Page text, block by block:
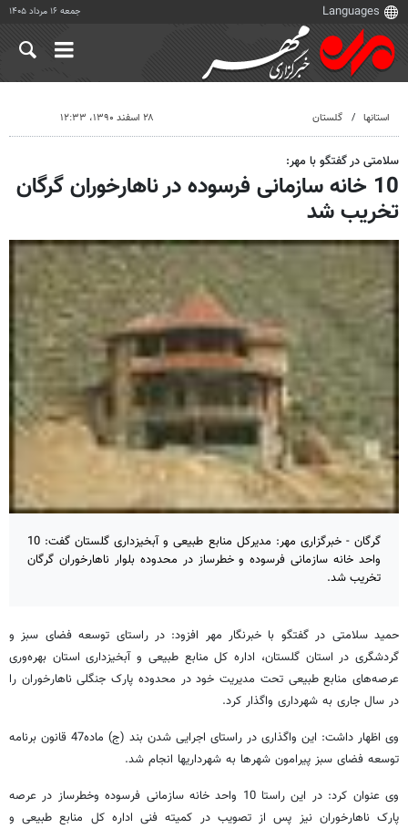
جمعه ۱۶ مرداد ۱۴۰۵
استانها گلستان ۲۸ اسفند ۱۳۹۰، ۱۲:۳۳
سلامتی در گفتگو با مهر:
10 خانه سازمانی فرسوده در ناهارخوران گرگان
تخریب شد
گرگان - خبرگزاری مهر: مدیرکل منابع طبیعی و آبخیزداری گلستان گفت: 10
واحد خانه سازمانی فرسوده و خطرساز در محدوده بلوار ناهارخوران گرگان
تخریب شد.
حمید سلامتی در گفتگو با خبرنگار مهر افزود: در راستای توسعه فضای سبز و
گردشگری در استان گلستان، اداره کل منابع طبیعی و آبخیزداری استان بهره‌وری
عرصه‌های منابع طبیعی تحت مدیریت خود در محدوده پارک جنگلی ناهارخوران را
در سال‌ جاری به شهرداری واگذار کرد.
وی اظهار داشت: این واگذاری در راستای اجرایی شدن بند (ج) ماده47 قانون برنامه
توسعه فضای سبز پیرامون شهرها به شهرداریها انجام شد.
وی عنوان کرد: در این راستا 10 واحد خانه سازمانی فرسوده وخطرساز در عرصه
پارک ناهارخوران نیز پس از تصویب در کمیته فنی اداره کل منابع طبیعی و